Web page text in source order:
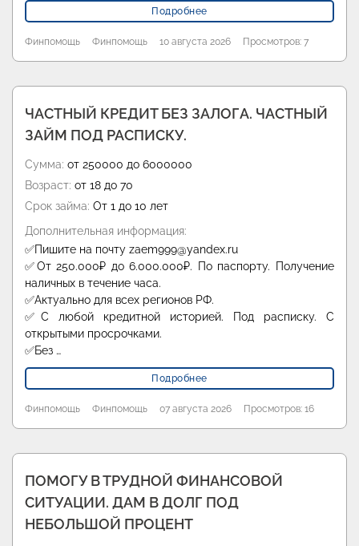
Подробнее
Финпомощь Финпомощь 10 августа 2026 Просмотров: 7
ЧАСТНЫЙ КРЕДИТ БЕЗ ЗАЛОГА. ЧАСТНЫЙ
ЗАЙМ ПОД РАСПИСКУ.
Сумма: от 250000 до 6000000
Возраст: от 18 до 70
Срок займа: От 1 до 10 лет
Дополнительная информация:
✅Пишите на почту zaem999@yandex.ru
✅От 250.000₽ до 6.000.000₽. По паспорту. Получение
наличных в течение часа.
✅Актуально для всех регионов РФ.
✅С любой кредитной историей. Под расписку. С
открытыми просрочками.
✅Без …
Подробнее
Финпомощь Финпомощь 07 августа 2026 Просмотров: 16
ПОМОГУ В ТРУДНОЙ ФИНАНСОВОЙ
СИТУАЦИИ. ДАМ В ДОЛГ ПОД
НЕБОЛЬШОЙ ПРОЦЕНТ